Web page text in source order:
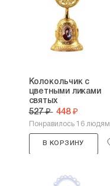
Колокольчик с
цветными ликами
святых
527 ₽ 448 ₽
Понравилось 16 людям
В КОРЗИНУ